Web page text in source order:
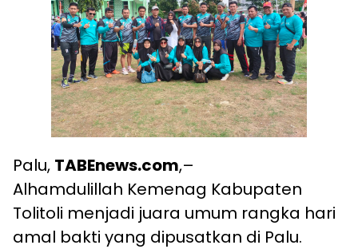
Palu, TABEnews.com,–
Alhamdulillah Kemenag Kabupaten
Tolitoli menjadi juara umum rangka hari
amal bakti yang dipusatkan di Palu.